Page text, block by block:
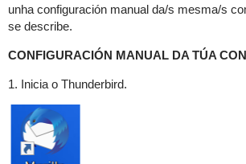
unha configuración manual da/s mesma/s
se describe.
CONFIGURACIÓN MANUAL DA TÚA
1. Inicia o Thunderbird.